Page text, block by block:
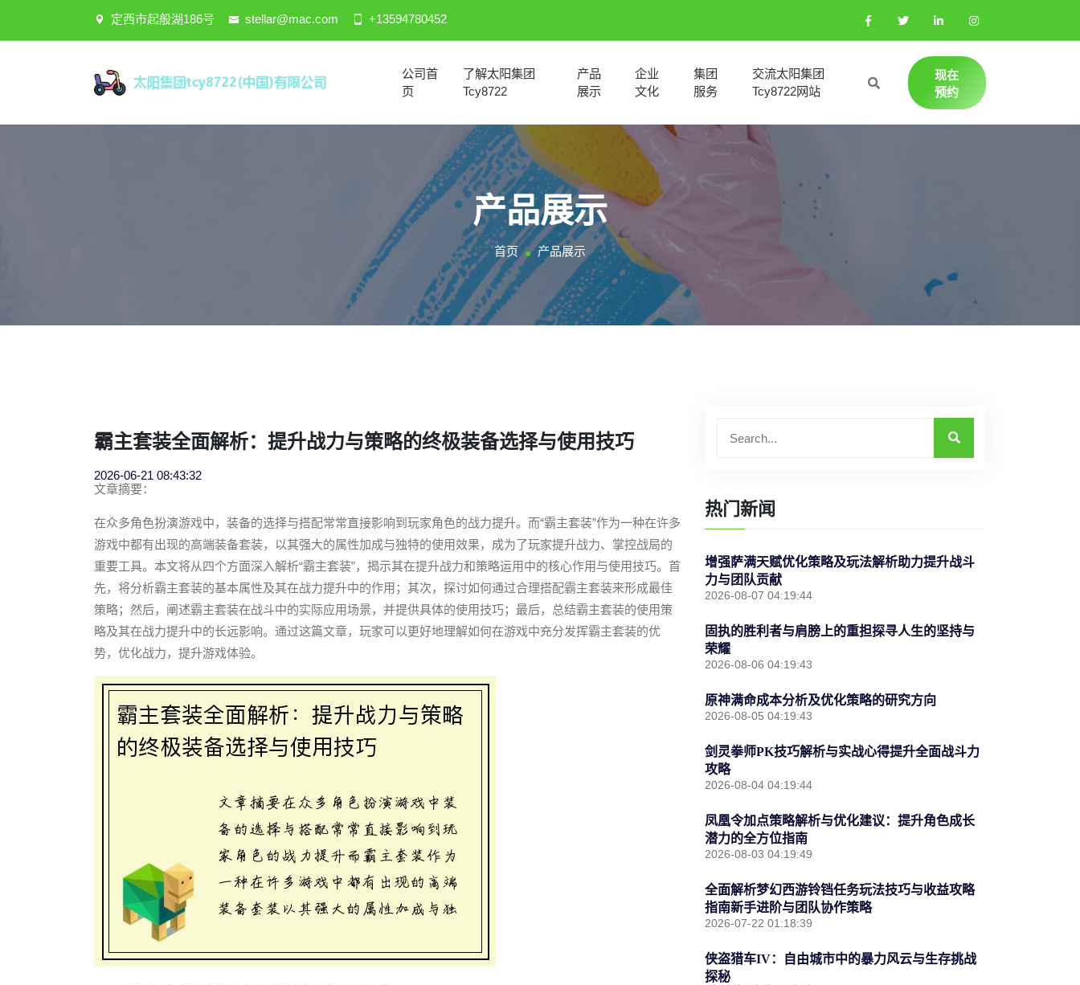
定西市起般湖186号 stellar@mac.com +13594780452
公司首
页
了解太阳集团
Tcy8722
产品
展示
企业
文化
集团
服务
交流太阳集团
Tcy8722网站
现在
预约
产品展示
首页 产品展示
霸主套装全面解析：提升战力与策略的终极装备选择与使用技巧
2026-06-21 08:43:32
文章摘要：
在众多角色扮演游戏中，装备的选择与搭配常常直接影响到玩家角色的战力提升。而“霸主套装”作为一种在许多
游戏中都有出现的高端装备套装，以其强大的属性加成与独特的使用效果，成为了玩家提升战力、掌控战局的
重要工具。本文将从四个方面深入解析“霸主套装”，揭示其在提升战力和策略运用中的核心作用与使用技巧。首
先，将分析霸主套装的基本属性及其在战力提升中的作用；其次，探讨如何通过合理搭配霸主套装来形成最佳
策略；然后，阐述霸主套装在战斗中的实际应用场景，并提供具体的使用技巧；最后，总结霸主套装的使用策
略及其在战力提升中的长远影响。通过这篇文章，玩家可以更好地理解如何在游戏中充分发挥霸主套装的优
势，优化战力，提升游戏体验。
热门新闻
增强萨满天赋优化策略及玩法解析助力提升战斗
力与团队贡献
2026-08-07 04:19:44
固执的胜利者与肩膀上的重担探寻人生的坚持与
荣耀
2026-08-06 04:19:43
原神满命成本分析及优化策略的研究方向
2026-08-05 04:19:43
剑灵拳师PK技巧解析与实战心得提升全面战斗力
攻略
2026-08-04 04:19:44
凤凰令加点策略解析与优化建议：提升角色成长
潜力的全方位指南
2026-08-03 04:19:49
全面解析梦幻西游铃铛任务玩法技巧与收益攻略
指南新手进阶与团队协作策略
2026-07-22 01:18:39
侠盗猎车IV：自由城市中的暴力风云与生存挑战
探秘